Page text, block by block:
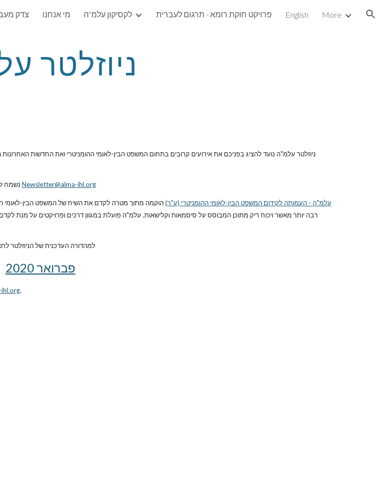
Skip to navigation צדק מי אנחנו לקסיקון עלמ"ה פרויקט חוקת רומא - תרגום לעברית English More
ניוזלטר
נשמח Newsletter@alma-ihl.org
עלמ"ה - העמותה לקידום המשפט הבין-לאומי ההומניטרי (ע"ר)
למהדורה העדכנית של הניוזלטר
פברואר 2020
ihl.org.